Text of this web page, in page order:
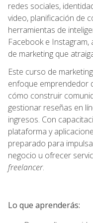
redes sociales,
video, planificación de
herramientas de
Facebook e
de marketing que
Este curso de
enfoque emprendedor
cómo construir
gestionar reseñas en
ingresos. Con
plataforma y
preparado para
negocio u ofrecer
freelancer.
Lo que aprenderás: